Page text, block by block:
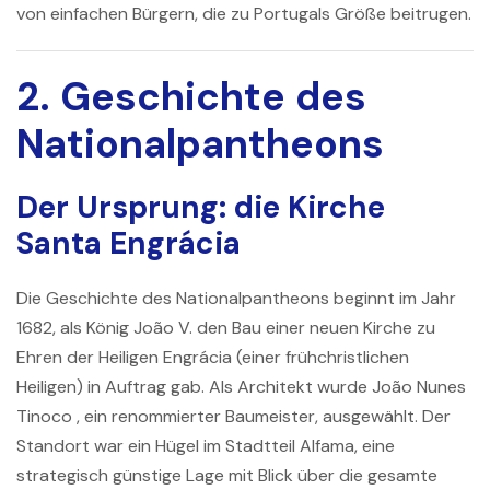
von einfachen Bürgern, die zu Portugals Größe beitrugen.
2. Geschichte des
Nationalpantheons
Der Ursprung: die Kirche
Santa Engrácia
Die Geschichte des Nationalpantheons beginnt im Jahr
1682, als KönigJoão V. den Bau einer neuen Kirche zu
Ehren der Heiligen Engrácia (einer frühchristlichen
Heiligen) in Auftrag gab. Als Architekt wurde João Nunes
Tinoco , ein renommierter Baumeister, ausgewählt. Der
Standort war ein Hügel im Stadtteil Alfama, eine
strategisch günstige Lage mit Blick über die gesamte